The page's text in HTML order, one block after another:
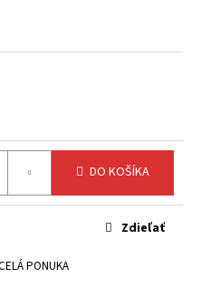
DO KOŠÍKA
PONUKA
Zdieľať